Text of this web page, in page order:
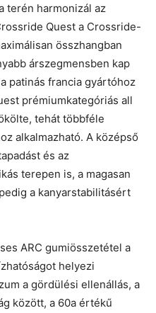
terén harmonizál az
Quest a Crossride-
összhangban
árszegmensben kap
patinás francia gyártóhoz
prémiumkategóriás all
tehát többféle
alkalmazható. A középső
és az
terepen is, a magasan
a kanyarstabilitásért
ARC gumiösszetétel a
helyezi
a gördülési ellenállás, a
között, a 60a értékű